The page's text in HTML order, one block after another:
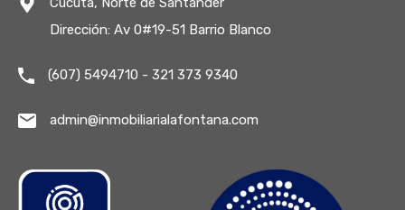
Dirección: Av 0#19-51 Barrio Blanco
(607) 5494710 - 321 373 9340
admin@inmobiliarialafontana.com